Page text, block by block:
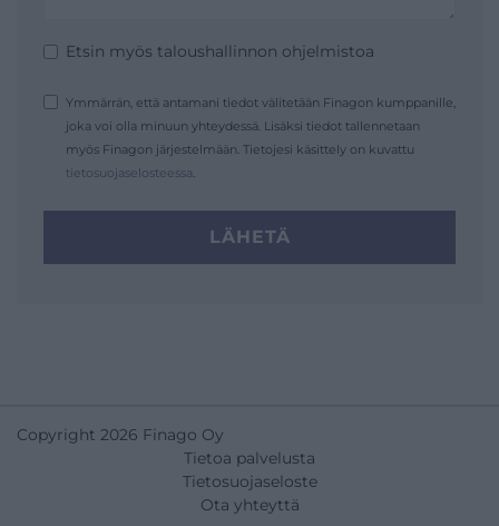
Etsin myös taloushallinnon ohjelmistoa
Ymmärrän, että antamani tiedot välitetään Finagon kumppanille,
joka voi olla minuun yhteydessä. Lisäksi tiedot tallennetaan
myös Finagon järjestelmään. Tietojesi käsittely on kuvattu
tietosuojaselosteessa
LÄHETÄ
Copyright 2026 Finago Oy
Tietoa palvelusta
Tietosuojaseloste
Ota yhteyttä